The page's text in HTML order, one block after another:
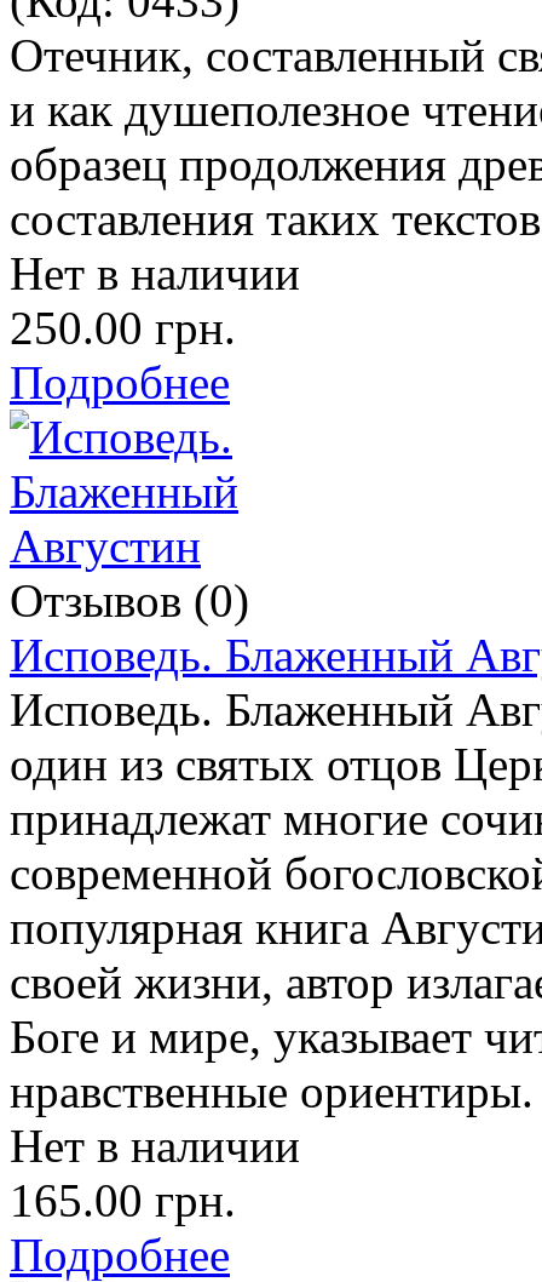
Отечник, составленный
и как душеполезное
образец продолжения
составления таких
Нет в наличии
250.00 грн.
Подробнее
Отзывов (0)
Исповедь. Блаженный
Исповедь. Блаженный
один из святых отцов
принадлежат многие
современной
популярная книга
своей жизни, автор
Боге и мире, указывает
нравственные ориентиры.
Нет в наличии
165.00 грн.
Подробнее